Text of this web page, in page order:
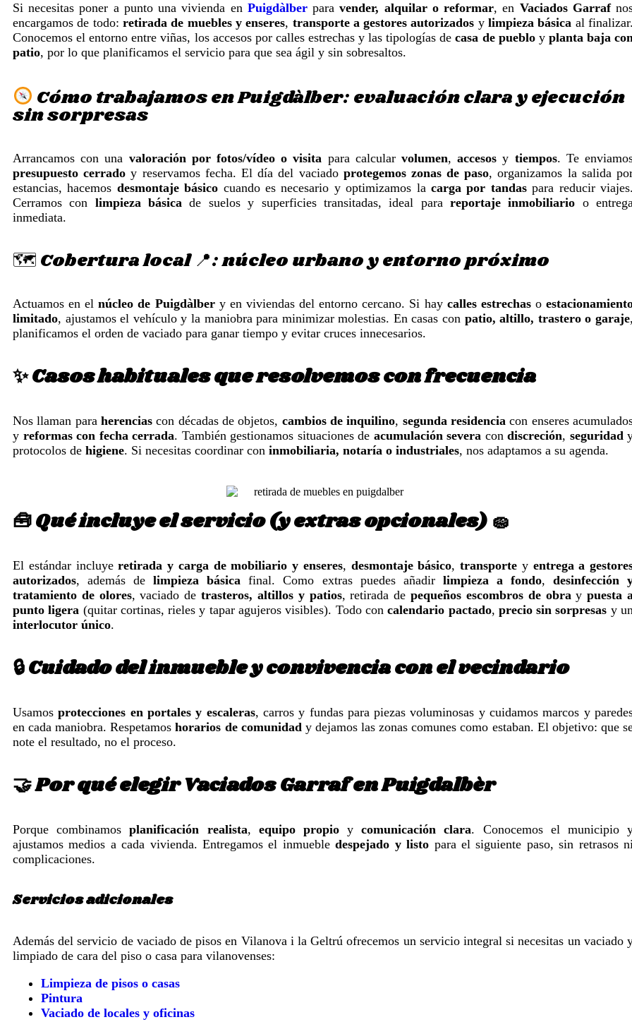
Si necesitas poner a punto una vivienda en Puigdàlberparavender, alquilar o reformar, en Vaciados Garraf
encargamos de todo: retirada de muebles y enseres, transporte a gestores autorizados ylimpieza básica al finalizar.
Conocemos el entorno entre viñas, los accesos por calles estrechas y las tipologías decasa de puebloy planta baja
patio, por lo que planificamos el servicio para que sea ágil y sin sobresaltos.
Cómo trabajamos en Puigdàlber: evaluación clara y ejecución
sin sorpresas
Arrancamos con una valoración por fotos/vídeo o visita para calcularvolumen,accesos y tiempos. Te
presupuesto cerrado y reservamos fecha. El día del vaciado protegemos zonas de paso, organizamos la salida
estancias, hacemos desmontaje básico cuando es necesario y optimizamos lacarga por tandaspara reducir viajes.
Cerramos con limpieza básica de suelos y superficies transitadas, ideal para reportaje inmobiliario o entrega
inmediata.
🗺️ Cobertura local 📍: núcleo urbano y entorno próximo
Actuamos en elnúcleo de Puigdàlbery en viviendas del entorno cercano. Si hay calles estrechaso
limitado, ajustamos el vehículo y la maniobra para minimizar molestias. En casas con patio, altillo, trastero o garaje,
planificamos el orden de vaciado para ganar tiempo y evitar cruces innecesarios.
✨ Casos habituales que resolvemos con frecuencia
Nos llaman para herencias con décadas de objetos, cambios de inquilino, segunda residencia con enseres
y reformas con fecha cerrada. También gestionamos situaciones de acumulación severa con discreción, seguridad
protocolos de higiene. Si necesitas coordinar con inmobiliaria, notaría o industriales, nos adaptamos a su agenda.
🧰 Qué incluye el servicio (y extras opcionales) 🧽
El estándar incluyeretirada y carga de mobiliario y enseres, desmontaje básico, transporte y entrega a
autorizados, además delimpieza básica final. Como extras puedes añadir limpieza a fondo, desinfección
tratamiento de olores, vaciado detrasteros, altillos y patios, retirada depequeños escombros de obra ypuesta a
punto ligera (quitar cortinas, rieles y tapar agujeros visibles). Todo concalendario pactado, precio sin sorpresas y un
interlocutor único.
🔒 Cuidado del inmueble y convivencia con el vecindario
Usamosprotecciones en portales y escaleras, carros y fundas para piezas voluminosas y cuidamos marcos y
en cada maniobra. Respetamoshorarios de comunidad y dejamos las zonas comunes como estaban. El objetivo: que
note el resultado, no el proceso.
🤝 Por qué elegir Vaciados Garraf en Puigdalbèr
Porque combinamosplanificación realista, equipo propioycomunicación clara. Conocemos el municipio
ajustamos medios a cada vivienda. Entregamos el inmuebledespejado y listo para el siguiente paso, sin retrasos ni
complicaciones.
Servicios adicionales
Además del servicio de vaciado de pisos en Vilanova i la Geltrú ofrecemos un servicio integral si necesitas un vaciado
limpiado de cara del piso o casa para vilanovenses:
Limpieza de pisos o casas
Pintura
Vaciado de locales y oficinas